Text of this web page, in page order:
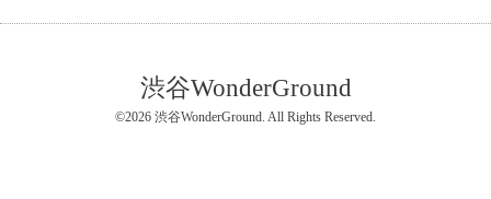
渋谷WonderGround
©2026 渋谷WonderGround. All Rights Reserved.